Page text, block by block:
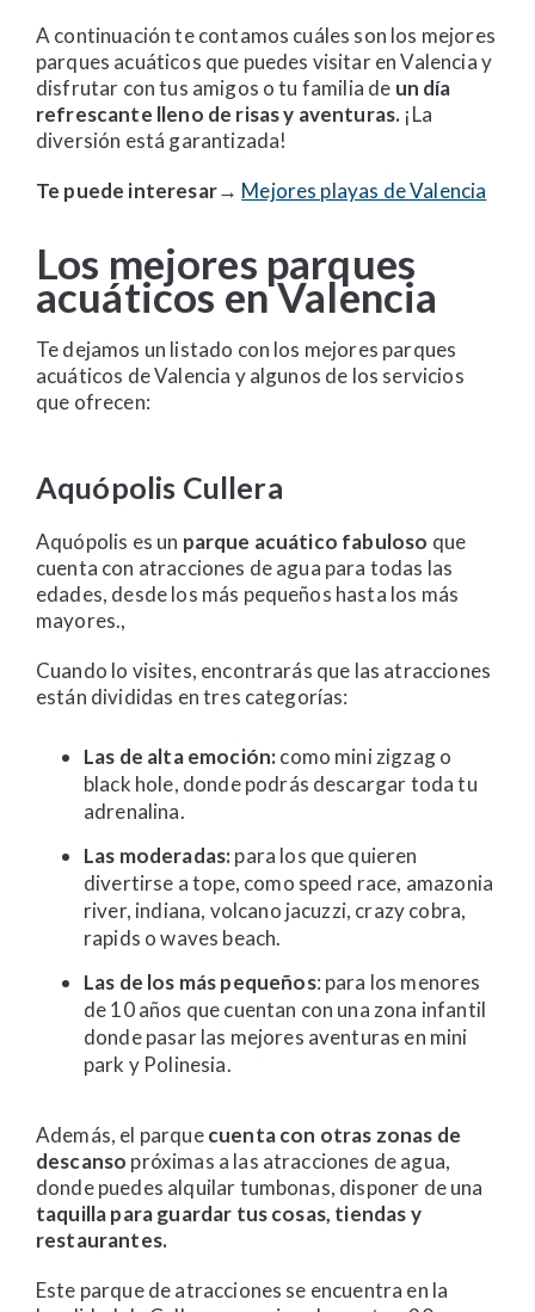
A continuación te contamos cuáles son los mejores
parques acuáticos que puedes visitar en Valencia y
disfrutar con tus amigos o tu familia de un día
refrescante lleno de risas y aventuras. ¡La
diversión está garantizada!
Te puede interesar→ Mejores playas de Valencia
Los mejores parques
acuáticos en Valencia
Te dejamos un listado con los mejores parques
acuáticos de Valencia y algunos de los servicios
que ofrecen:
Aquópolis Cullera
Aquópolis es un parque acuático fabuloso que
cuenta con atracciones de agua para todas las
edades, desde los más pequeños hasta los más
mayores.,
Cuando lo visites, encontrarás que las atracciones
están divididas en tres categorías:
Las de alta emoción:como mini zigzag o
black hole, donde podrás descargar toda tu
adrenalina.
Las moderadas:para los que quieren
divertirse a tope, como speed race, amazonia
river, indiana, volcano jacuzzi, crazy cobra,
rapids o waves beach.
Las de los más pequeños: para los menores
de 10 años que cuentan con una zona infantil
donde pasar las mejores aventuras en mini
park y Polinesia.
Además, el parquecuenta con otras zonas de
descanso próximas a las atracciones de agua,
donde puedes alquilar tumbonas, disponer de una
taquilla para guardar tus cosas, tiendas y
restaurantes.
Este parque de atracciones se encuentra en la